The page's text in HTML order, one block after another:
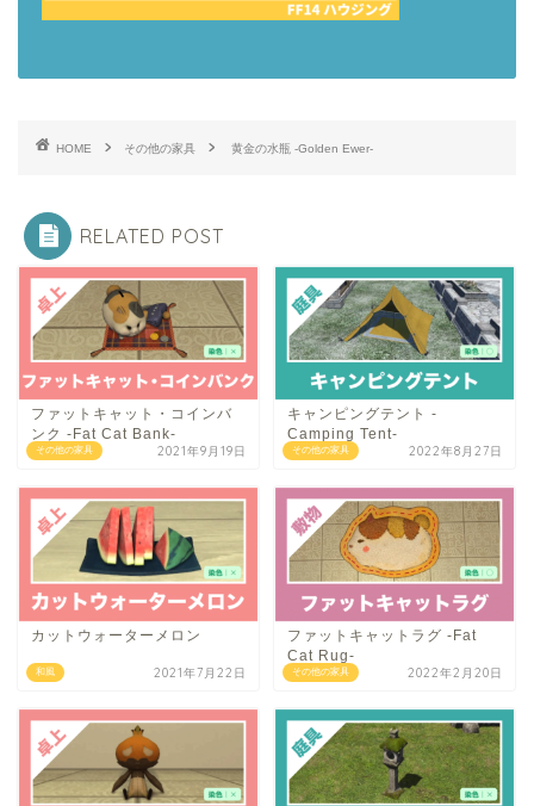
HOME その他の家具 黄金の水瓶 -Golden Ewer-
RELATED POST
その他の家具
ファットキャット・コインバ
ンク -Fat Cat Bank-
2021年9月19日 その他の家具
キャンピングテント -
Camping Tent-
2022年8月27日
和風
カットウォーターメロン
2021年7月22日 その他の家具
ファットキャットラグ -Fat
Cat Rug-
2022年2月20日